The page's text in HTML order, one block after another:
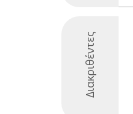
Διακριθέντες